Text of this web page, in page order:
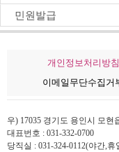
민원발급
개인정보처리방침
이메일무단수집거
우) 17035 경기도 용인시 모
대표번호 : 031-332-0700
당직실 : 031-324-0112(야간,휴